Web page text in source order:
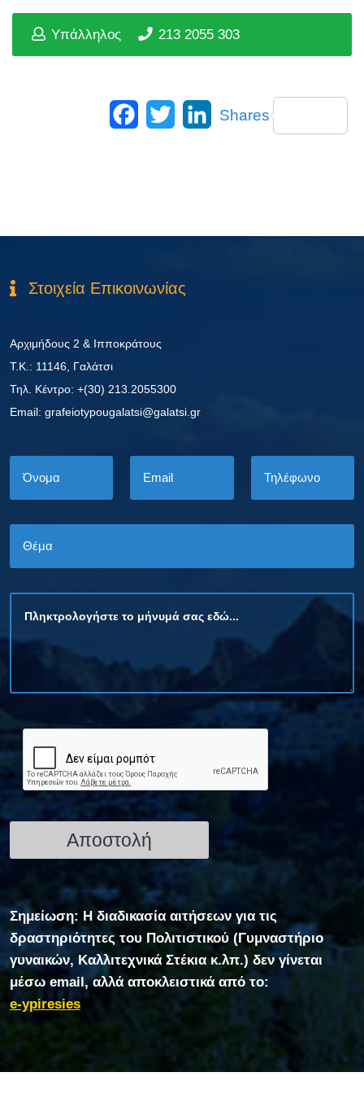
Υπάλληλος 213 2055 303
Facebook
Twitter LinkedIn
Shares
Στοιχεία Επικοινωνίας
Αρχιμήδους 2 & Ιπποκράτους
Τ.Κ.: 11146, Γαλάτσι
Τηλ. Κέντρο: +(30) 213.2055300
Εmail: grafeiotypougalatsi@galatsi.gr
Σημείωση: Η διαδικασία αιτήσεων για τις
δραστηριότητες του Πολιτιστικού (Γυμναστήριο
γυναικών, Καλλιτεχνικά Στέκια κ.λπ.) δεν γίνεται
μέσω email, αλλά αποκλειστικά από το:
e-ypiresies